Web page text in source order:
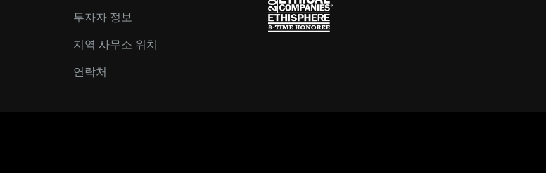
투자자 정보
지역 사무소 위치
연락처